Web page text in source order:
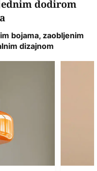
dodirom
bojama, zaobljenim
dizajnom